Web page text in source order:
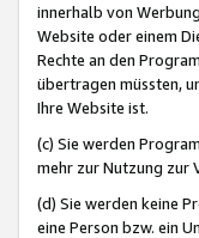
innerhalb von
Website oder einem
Rechte an den
übertragen müssten,
Ihre Website ist.
(c) Sie werden
mehr zur Nutzung zur
(d) Sie werden keine
eine Person bzw. ein